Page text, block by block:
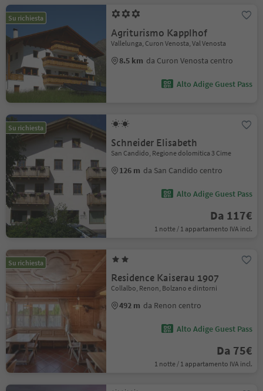
Su richiesta
Agriturismo Kapplhof
Vallelunga, Curon Venosta, Val Venosta
8.5 km da Curon Venosta centro
Alto Adige Guest Pass
Su richiesta
Schneider Elisabeth
San Candido, Regione dolomitica 3 Cime
126 m da San Candido centro
Alto Adige Guest Pass
Da 117€
1 notte / 1 appartamento IVA incl.
Su richiesta
Residence Kaiserau 1907
Collalbo, Renon, Bolzano e dintorni
492 m da Renon centro
Alto Adige Guest Pass
Da 75€
1 notte / 1 appartamento IVA incl.